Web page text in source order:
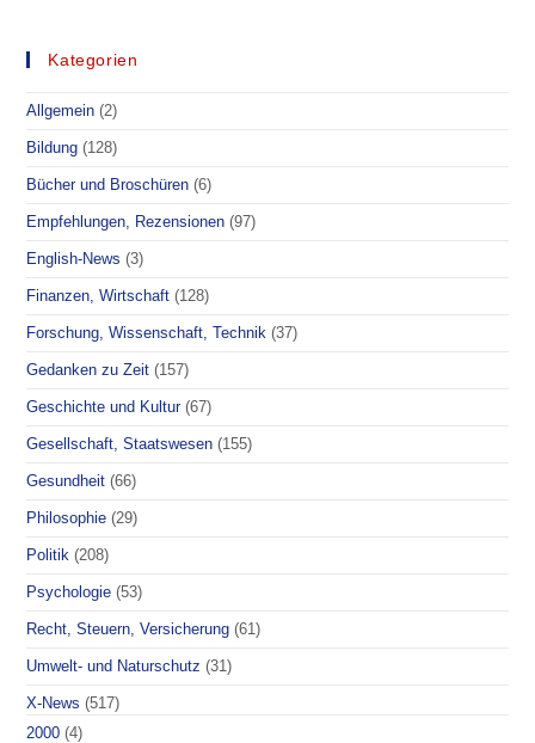
Kategorien
Allgemein (2)
Bildung (128)
Bücher und Broschüren (6)
Empfehlungen, Rezensionen (97)
English-News (3)
Finanzen, Wirtschaft (128)
Forschung, Wissenschaft, Technik (37)
Gedanken zu Zeit (157)
Geschichte und Kultur (67)
Gesellschaft, Staatswesen (155)
Gesundheit (66)
Philosophie (29)
Politik (208)
Psychologie (53)
Recht, Steuern, Versicherung (61)
Umwelt- und Naturschutz (31)
X-News (517)
2000 (4)